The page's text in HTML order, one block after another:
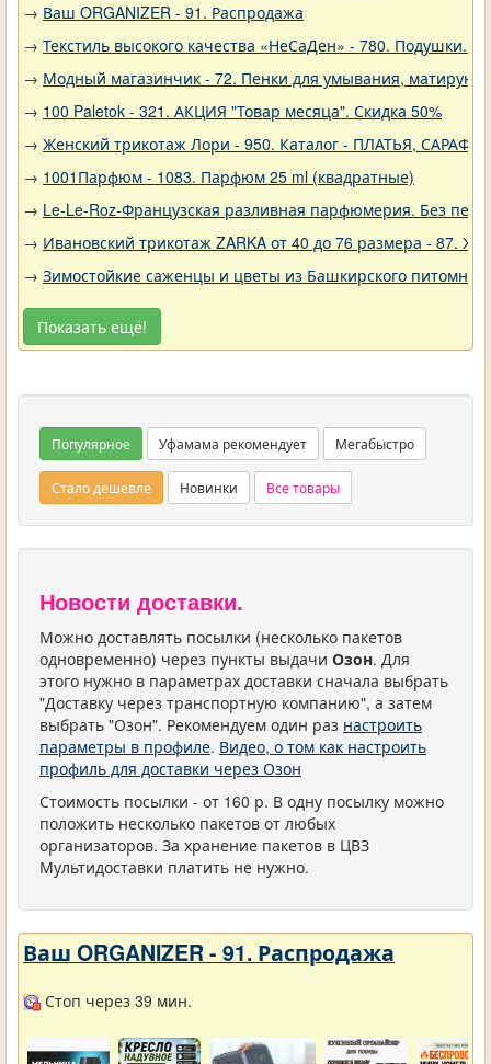
→ Ваш ORGANIZER - 91. Распродажа
→ Текстиль высокого качества «НеСаДен» - 780. Подушки.
→ Модный магазинчик - 72. Пенки для умывания,
→ 100 Paletok - 321. АКЦИЯ "Товар месяца". Скидка 50%
→ Женский трикотаж Лори - 950. Каталог - ПЛАТЬЯ,
→ 1001Парфюм - 1083. Парфюм 25 ml (квадратные)
→ Le-Le-Roz-Французская разливная парфюмерия. Без
→ Ивановский трикотаж ZARKA от 40 до 76 размера - 87.
→ Зимостойкие саженцы и цветы из Башкирского
Показать ещё!
Популярное Уфамама рекомендует Мегабыстро
Стало дешевле Новинки Все товары
Новости доставки.
Можно доставлять посылки (несколько пакетов
одновременно) через пункты выдачи Озон. Для
этого нужно в параметрах доставки сначала выбрать
"Доставку через транспортную компанию", а затем
выбрать "Озон". Рекомендуем один раз настроить
параметры в профиле. Видео, о том как настроить
профиль для доставки через Озон
Стоимость посылки - от 160 р. В одну посылку можно
положить несколько пакетов от любых
организаторов. За хранение пакетов в ЦВЗ
Мультидоставки платить не нужно.
Ваш ORGANIZER - 91. Распродажа
Стоп через 39 мин.